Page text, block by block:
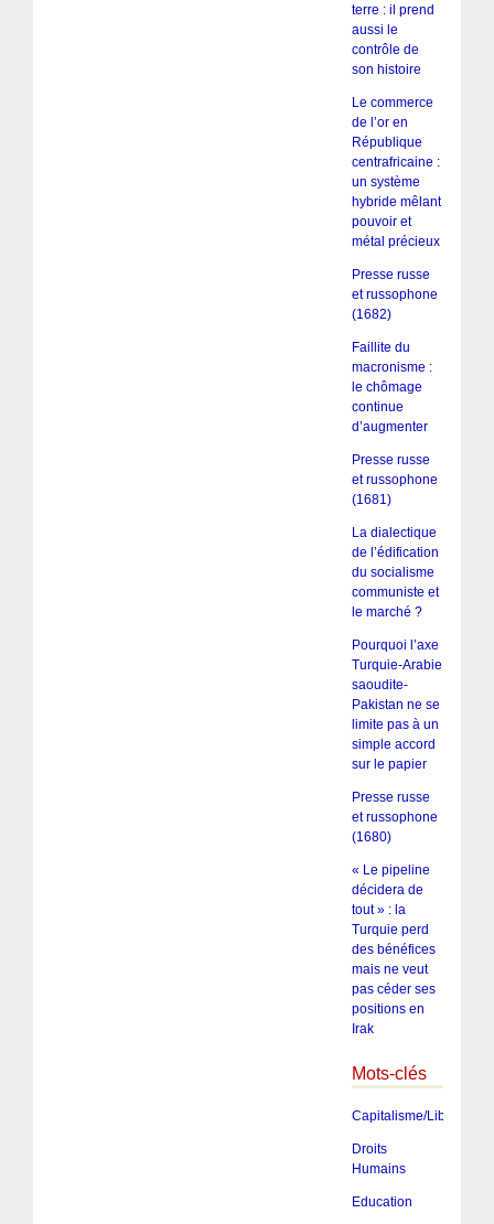
terre : il prend
aussi le
contrôle de
son histoire
Le commerce
de l’or en
République
centrafricaine :
un système
hybride mêlant
pouvoir et
métal précieux
Presse russe
et russophone
(1682)
Faillite du
macronisme :
le chômage
continue
d’augmenter
Presse russe
et russophone
(1681)
La dialectique
de l’édification
du socialisme
communiste et
le marché ?
Pourquoi l’axe
Turquie-Arabie
saoudite-
Pakistan ne se
limite pas à un
simple accord
sur le papier
Presse russe
et russophone
(1680)
« Le pipeline
décidera de
tout » : la
Turquie perd
des bénéfices
mais ne veut
pas céder ses
positions en
Irak
Mots-clés
Capitalisme/
Droits
Humains
Education